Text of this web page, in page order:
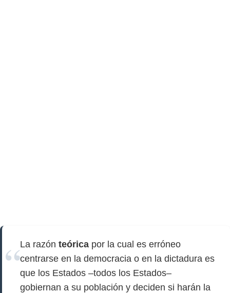
La razón teórica por la cual es erróneo
centrarse en la democracia o en la dictadura es
que los Estados –todos los Estados–
gobiernan a su población y deciden si harán la